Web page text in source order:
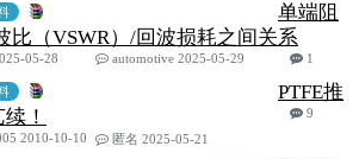
单端阻
比（VSWR）/回波损耗之间关系
1
05-28 automotive 2025-05-29
PTFE推
！
9
2010-10-10
匿名 2025-05-21